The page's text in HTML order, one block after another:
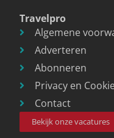
Travelpro
Algemene
Adverteren
Abonneren
Privacy en
Contact
Bekijk onze vacatures